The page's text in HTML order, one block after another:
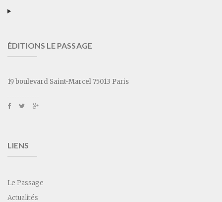
ÉDITIONS LE PASSAGE
19 boulevard Saint-Marcel 75013 Paris
LIENS
Le Passage
Actualités